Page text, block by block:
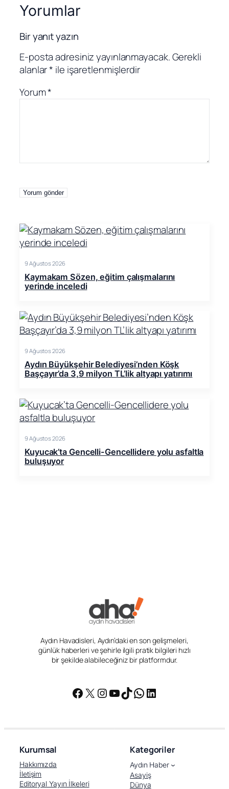
Yorumlar
Bir yanıt yazın
E-posta adresiniz yayınlanmayacak.Gerekli
alanlar* ile işaretlenmişlerdir
Yorum*
9 Ağustos 2026
Kaymakam Sözen, eğitim çalışmalarını
yerinde inceledi
9 Ağustos 2026
Aydın Büyükşehir Belediyesi’nden Köşk
Başçayır’da 3,9 milyon TL’lik altyapı yatırımı
9 Ağustos 2026
Kuyucak’ta Gencelli-Gencellidere yolu asfaltla
buluşuyor
Aydın Havadisleri, Aydın’daki en son gelişmeleri,
günlük haberleri ve şehirle ilgili pratik bilgileri hızlı
bir şekilde alabileceğiniz bir platformdur.
Facebook
X Instagram
YouTube
TikTok
WhatsApp
LinkedIn
Kurumsal
Hakkımızda
İletişim
Editoryal Yayın İlkeleri
Kategoriler
Aydın Haber
Asayiş
Dünya